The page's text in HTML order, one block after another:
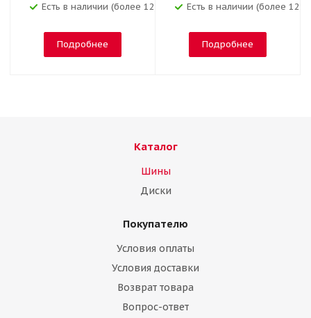
Есть в наличии (более 12)
Подробнее
Есть в наличии (более 12)
Подробнее
Каталог
Шины
Диски
Покупателю
Условия оплаты
Условия доставки
Возврат товара
Вопрос-ответ